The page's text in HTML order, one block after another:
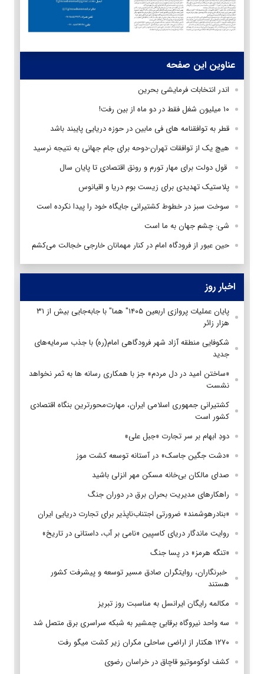
عناوین این صفحه
اندر انتخابات فرمایشی بحرین
۱۰ میلیون شغل فقط در دو ماه از بین رفت!
قطر به توافقنامه های فی مابین در حوزه دریایی پایبند باشد
هیچ یک از توافقات تهران-دوحه برای جام جهانی به نتیجه نرسید
قول دولت برای مهار تورم و رونق اقتصادی تا پایان سال
پلاستیک تهدیدی برای زیست بوم دریا و اقیانوس
سوخت سبز در خطوط کشتیرانی جایگاه خود را پیدا نکرده است
شی: چشم جهان به ما است
حین عبور از فرودگاه امام در کنار مهمانان خارجی خجالت می‌کشم
اخبار روز
پایان عملیات پروازی اربعین ۱۴۰۵" هما" با جابه‌جایی بیش از ۳۱
هزار زائر
شکوفایی منطقه آزاد شهر فرودگاهی امام(ره) با جذب سرمایه‌های
جدید
«ساختن امید در دل مردم» جز با همکاری رسانه ها به ثمر نخواهد
نشست
کشتیرانی جمهوری اسلامی ایران، مهارت‌محورترین بنگاه اقتصادی
کشور است
دودِ ابهام بر سر تجارت «جبل علی»
«دشت جگین جاسک» در آستانه توسعه کشت موز
صدای مالکان بی‌خانه مسکن مهر انزلی باشید
راهکارهای مدیریت بحران برق در دوران جنگ
«بنادرهوشمند» ضرورتی اجتناب‌ناپذیر برای تجارت دریایی ایران
روایت ماندگار دریای کاسپین «نامی بر آب، داستانی در تاریخ»
«تنگه هرمز» در پسا جنگ
‌ خبرنگاران، روایتگران صادق مسیر توسعه و پیشرفت کشور
هستند
مکالمه رایگان ایرانسل به مناسبت روز تبریز
سه واحد نیروگاه برقابی چمشیر به شبکه سراسری برق متصل شد
۱۲۷۰ هکتار از اراضی ساحلی مکران زیر کشت میگو رفت
کشف لوکوموتیو قاچاق در خراسان رضوی